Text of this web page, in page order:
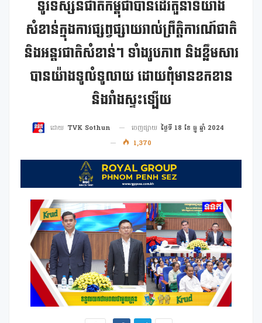
ទូរទស្សន៍ជាតិកម្ពុជាបានដើរតួនាទីយ៉ាង
សំខាន់ក្នុងការផ្សព្វផ្សាយរាល់ព្រឹត្តិការណ៍ជាតិ
និងអន្តរជាតិសំខាន់ៗ ទាំងរូបភាព និងខ្លឹមសារ
បានយ៉ាងទូលំទូលាយ ដោយពុំមានខកខាន
និងរាំងស្ទះឡើយ
ដោយ TVK Sothun ចេញផ្សាយ ថ្ងៃទី 18 ខែ ធ្នូ ឆ្នាំ 2024
1,370